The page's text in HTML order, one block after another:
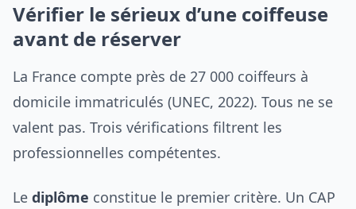
Vérifier le sérieux d’une coiffeuse
avant de réserver
La France compte près de 27 000 coiffeurs à
domicile immatriculés (UNEC, 2022). Tous ne se
valent pas. Trois vérifications filtrent les
professionnelles compétentes.
Le diplôme constitue le premier critère. Un CAP